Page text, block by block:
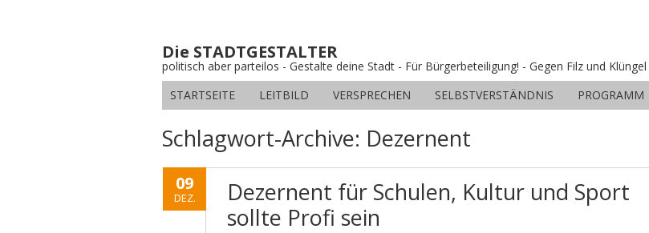
Die STADTGESTALTER
politisch aber parteilos - Gestalte deine Stadt - Für Bürgerbeteiligung! - Gegen Filz und Klüngel
STARTSEITE
LEITBILD VERSPRECHEN SELBSTVERSTÄNDNIS PROGRAMM
Schlagwort-Archive: Dezernent
09
DEZ.
Dezernent für Schulen, Kultur und Sport
sollte Profi sein